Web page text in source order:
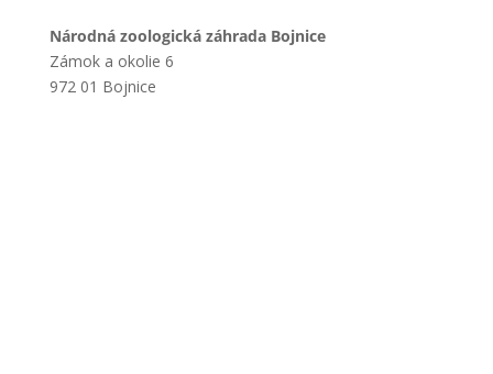
Národná zoologická záhrada Bojnice
Zámok a okolie 6
972 01 Bojnice